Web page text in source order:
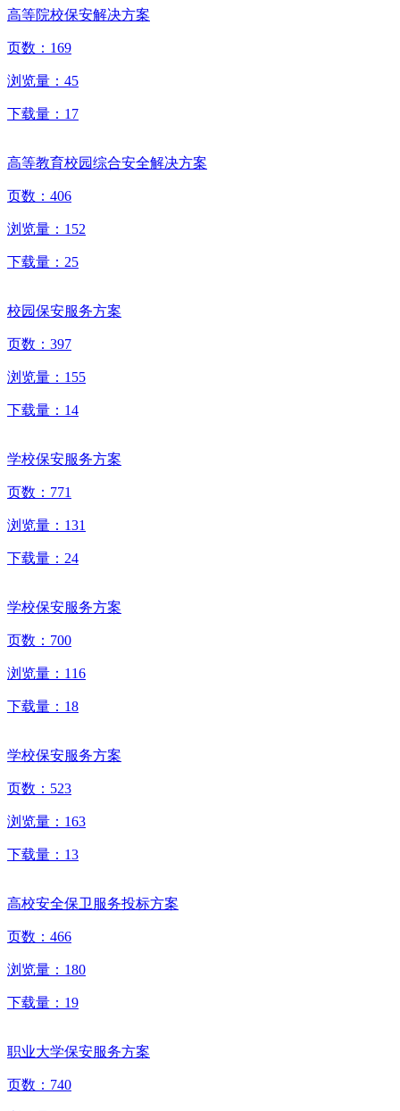
高等院校保安解决方案
页数： 169
浏览量： 45
下载量： 17
高等教育校园综合安全解决方案
页数： 406
浏览量： 152
下载量： 25
校园保安服务方案
页数： 397
浏览量： 155
下载量： 14
学校保安服务方案
页数： 771
浏览量： 131
下载量： 24
学校保安服务方案
页数： 700
浏览量： 116
下载量： 18
学校保安服务方案
页数： 523
浏览量： 163
下载量： 13
高校安全保卫服务投标方案
页数： 466
浏览量： 180
下载量： 19
职业大学保安服务方案
页数： 740